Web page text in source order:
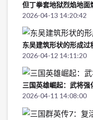
但丁拳套地狱烈焰地面
2026-04-13 14:20:42
东吴建筑形状的形成过
2026-04-12 14:11:20
三国英雄崛起：武将强
2026-04-11 14:08:00